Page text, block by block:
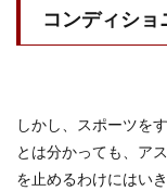
コンディシ
しかし、スポーツを
とは分かっても、ア
を止めるわけにはいき